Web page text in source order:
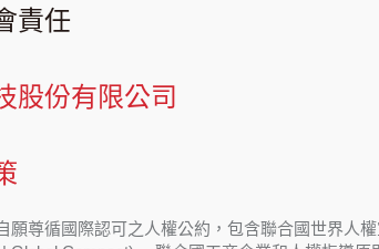
責任
股份有限公司
願尊循國際認可之人權公約，包含聯合國世界人